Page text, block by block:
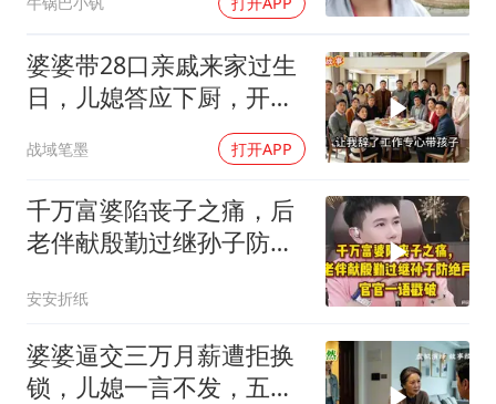
婆婆带28口亲戚来家过生
日，儿媳答应下厨，开饭
战域笔墨 打开APP
千万富婆陷丧子之痛，后
老伴献殷勤过继孙子防绝
安安折纸
婆婆逼交三万月薪遭拒换
锁，儿媳一言不发，五天